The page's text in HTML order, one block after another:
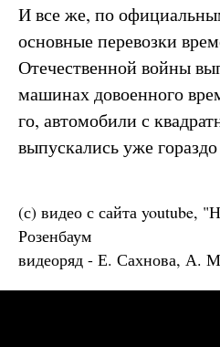
И все же, по
основные перевозки
Отечественной войны
машинах довоенного
го, автомобили с
выпускались уже
(с) видео с сайта youtube,
Розенбаум
видеоряд - Е. Сахнова, А.